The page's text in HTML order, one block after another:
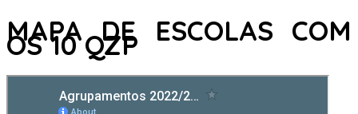
MAPA DE ESCOLAS COM
OS 10 QZP